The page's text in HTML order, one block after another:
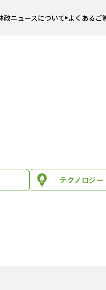
政ニュースについて よくあるご
テクノロジー